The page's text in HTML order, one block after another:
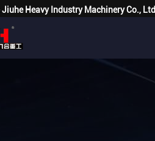
Heavy Industry Machinery Co., Ltd